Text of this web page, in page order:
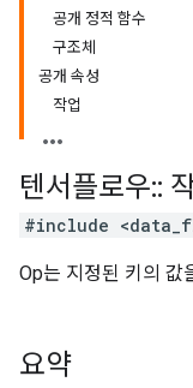
공개 정적 함수
구조체
공개 속성
작업
텐서플로우::
#include
Op는 지정된 키의 값
요약